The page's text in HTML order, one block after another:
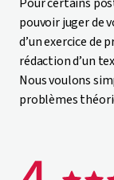
pouvoir juger de
d’un exercice de
rédaction d’un
Nous voulons
problèmes